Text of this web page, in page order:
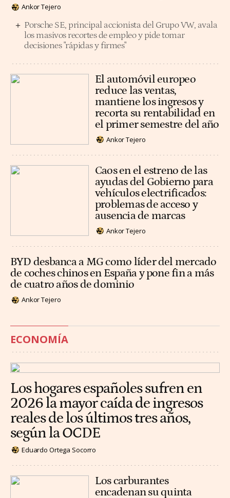
Ankor Tejero
Porsche SE, principal accionista del Grupo VW, avala
los masivos recortes de empleo y pide tomar
decisiones "rápidas y firmes"
El automóvil europeo
reduce las ventas,
mantiene los ingresos y
recorta su rentabilidad en
el primer semestre del año
Ankor Tejero
Caos en el estreno de las
ayudas del Gobierno para
vehículos electrificados:
problemas de acceso y
ausencia de marcas
Ankor Tejero
BYD desbanca a MG como líder del mercado
de coches chinos en España y pone fin a más
de cuatro años de dominio
Ankor Tejero
ECONOMÍA
Los hogares españoles sufren en
2026 la mayor caída de ingresos
reales de los últimos tres años,
según la OCDE
Eduardo Ortega Socorro
Los carburantes
encadenan su quinta